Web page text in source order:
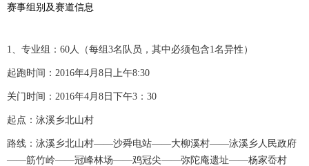
赛事组别及赛道信息
1、专业组：60人（每组3名队员，其中必须包含1名异性）
起跑时间：2016年4月8日上午8:30
关门时间：2016年4月8日下午3：30
起点：泳溪乡北山村
路线：泳溪乡北山村——沙舜电站——大柳溪村——泳溪乡人民政府
——筋竹岭——冠峰林场——鸡冠尖——弥陀庵遗址——杨家岙村